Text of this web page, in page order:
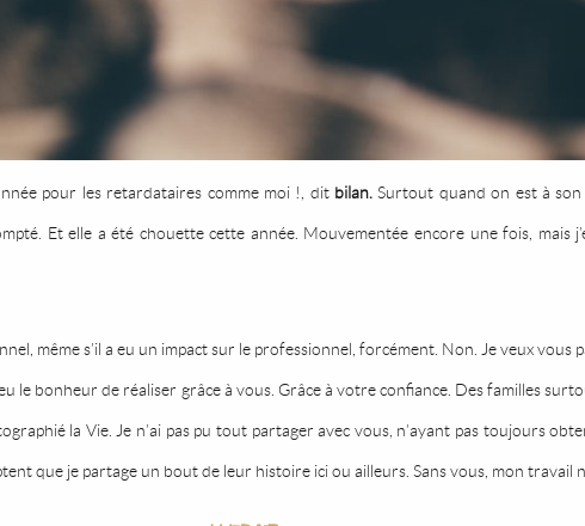
pour les retardataires comme moi !, dit bilan. Surtout quand on est à son
Et elle a été chouette cette année. Mouvementée encore une fois, mais
même s’il a eu un impact sur le professionnel, forcément. Non. Je veux vous
le bonheur de réaliser grâce à vous. Grâce à votre confiance. Des familles
la Vie. Je n’ai pas pu tout partager avec vous, n’ayant pas toujours
que je partage un bout de leur histoire ici ou ailleurs. Sans vous, mon travail